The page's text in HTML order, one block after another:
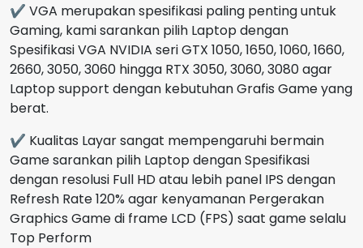
✔ VGA merupakan spesifikasi paling penting untuk
Gaming, kami sarankan pilih Laptop dengan
Spesifikasi VGA NVIDIA seri GTX 1050, 1650, 1060, 1660,
2660, 3050, 3060 hingga RTX 3050, 3060, 3080 agar
Laptop support dengan kebutuhan Grafis Game yang
berat.
✔ Kualitas Layar sangat mempengaruhi bermain
Game sarankan pilih Laptop dengan Spesifikasi
dengan resolusi Full HD atau lebih panel IPS dengan
Refresh Rate 120% agar kenyamanan Pergerakan
Graphics Game di frame LCD (FPS) saat game selalu
Top Perform